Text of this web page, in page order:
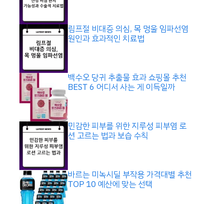
림프절 비대증 의심, 목 멍울 임파선염
원인과 효과적인 치료법
백수오 당귀 추출물 효과 쇼핑몰 추천
BEST 6 어디서 사는 게 이득일까
민감한 피부를 위한 지루성 피부염 로
션 고르는 법과 보습 수칙
바르는 미녹시딜 부작용 가격대별 추천
TOP 10 예산에 맞는 선택